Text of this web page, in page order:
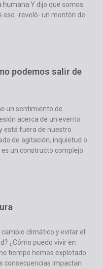
dijo que somos
eso -reveló- un montón de
podemos salir de
un sentimiento de
acerca de un evento
está fuera de nuestro
de agitación, inquietud o
es un constructo complejo
climático y evitar el
¿Cómo puedo vivir en
tiempo hemos explotado
consecuencias impactan